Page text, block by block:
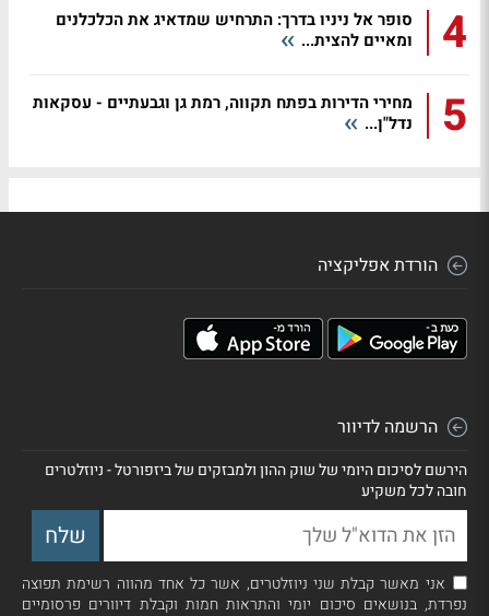
4
סופר אל ניניו בדרך: התרחיש שמדאיג את הכלכלנים
ומאיים להצית...
5
מחירי הדירות בפתח תקווה, רמת גן וגבעתיים - עסקאות
נדל"ן...
הורדת אפליקציה
הרשמה לדיוור
הירשם לסיכום היומי של שוק ההון ולמבזקים של ביזפורטל - ניוזלטרים
חובה לכל משקיע
אני מאשר קבלת שני ניוזלטרים, אשר כל אחד מהווה רשימת תפוצה
נפרדת, בנושאים סיכום יומי והתראות חמות וקבלת דיוורים פרסומיים